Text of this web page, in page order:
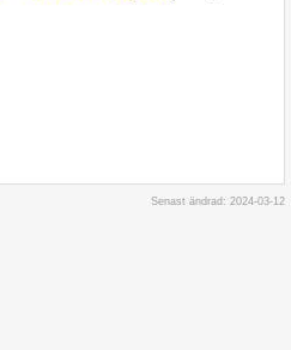
Senast ändrad: 2024-03-12